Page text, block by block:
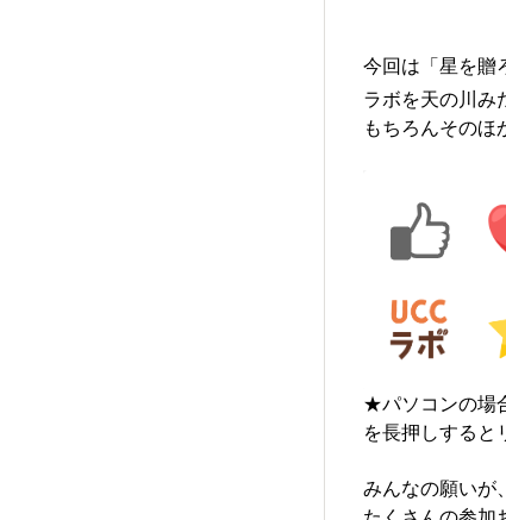
今回は「星を贈
ラボを天の川み
もちろんその
★パソコンの場
を長押しすると
みんなの願いが